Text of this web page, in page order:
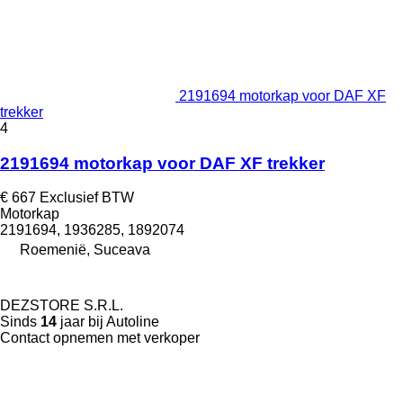
2191694 motorkap voor DAF XF
trekker
4
2191694 motorkap voor DAF XF trekker
€ 667 Exclusief BTW
Motorkap
2191694, 1936285, 1892074
Roemenië, Suceava
DEZSTORE S.R.L.
Sinds 14 jaar bij Autoline
Contact opnemen met verkoper